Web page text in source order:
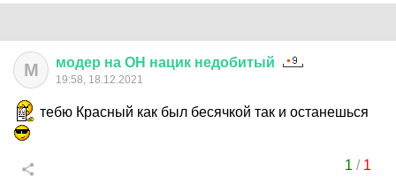
М модер на ОН нацик недобитый
19:58, 18.12.2021
тебю Красный как был бесячкой так и останешься
1 / 1